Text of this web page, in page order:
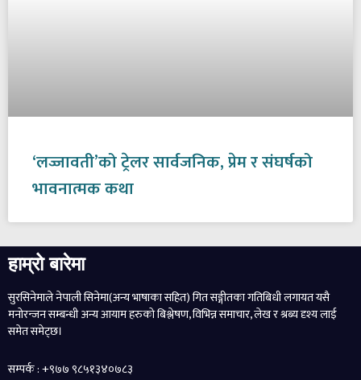
‘लज्जावती’को ट्रेलर सार्वजनिक, प्रेम र संघर्षको
भावनात्मक कथा
हाम्रो बारेमा
सुरसिनेमाले नेपाली सिनेमा(अन्य भाषाका सहित) गित सङ्गीतका गतिबिधी लगायत यसै
मनोरन्जन सम्बन्धी अन्य आयाम हरुको बिश्लेषण, विभिन्न समाचार, लेख र श्रब्य दृश्य लाई
समेत समेट्छ।
सम्पर्क : +९७७ ९८५१३४०७८३